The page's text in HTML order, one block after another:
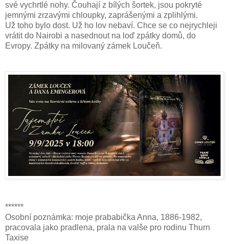
své vychrtlé nohy. Čouhají z bílých šortek, jsou pokryté
jemnými zrzavými chloupky, zaprášenými a zplihlými.
Už toho bylo dost. Už ho lov nebaví. Chce se co nejrychleji
vrátit do Nairobi a nasednout na loď zpátky domů, do
Evropy. Zpátky na milovaný zámek Loučeň.
******
Osobní poznámka: moje prababička Anna, 1886-1982,
pracovala jako pradlena, prala na valše pro rodinu Thurn
Taxise